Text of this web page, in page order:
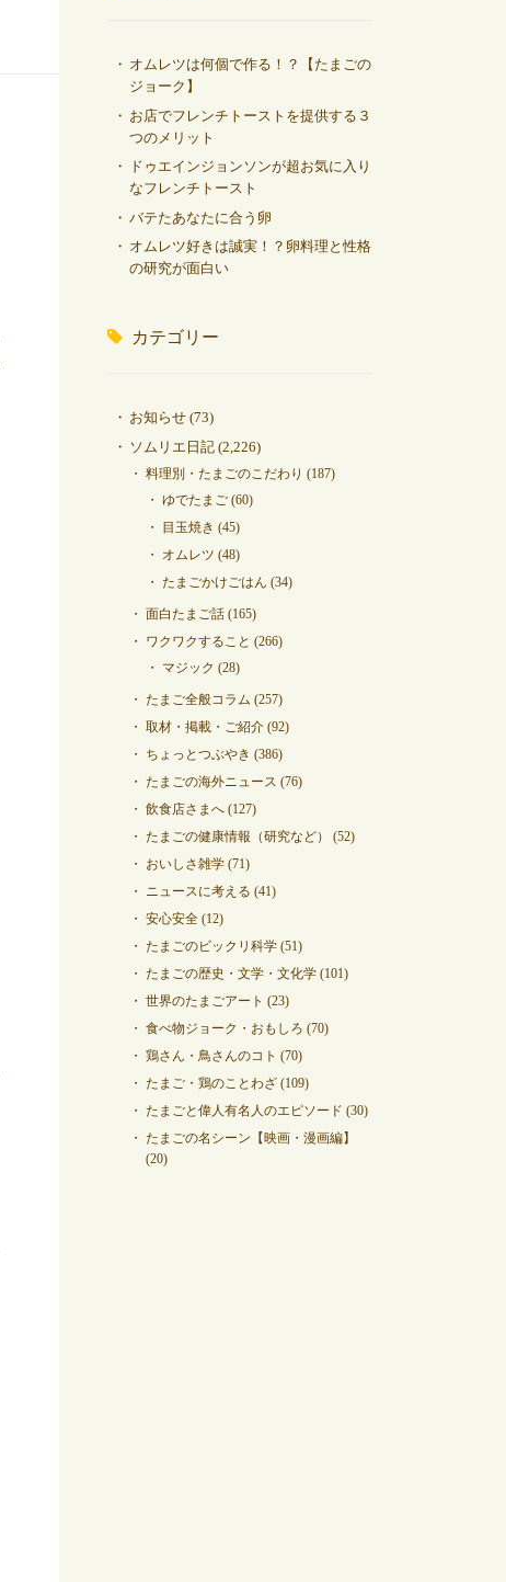
オムレツは何個で作る！？【たまごの
ジョーク】
お店でフレンチトーストを提供する３
つのメリット
ドゥエインジョンソンが超お気に入り
なフレンチトースト
バテたあなたに合う卵
オムレツ好きは誠実！？卵料理と性格
の研究が面白い
カテゴリー
お知らせ (73)
ソムリエ日記 (2,226)
料理別・たまごのこだわり (187)
ゆでたまご (60)
目玉焼き (45)
オムレツ (48)
たまごかけごはん (34)
面白たまご話 (165)
ワクワクすること (266)
マジック (28)
たまご全般コラム (257)
取材・掲載・ご紹介 (92)
ちょっとつぶやき (386)
たまごの海外ニュース (76)
飲食店さまへ (127)
たまごの健康情報（研究など）
(52)
おいしさ雑学 (71)
ニュースに考える (41)
安心安全 (12)
たまごのビックリ科学 (51)
たまごの歴史・文学・文化学 (101)
世界のたまごアート (23)
食べ物ジョーク・おもしろ (70)
鶏さん・鳥さんのコト (70)
たまご・鶏のことわざ (109)
たまごと偉人有名人のエピソード (30)
たまごの名シーン【映画・漫画編】
(20)